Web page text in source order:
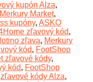
kupón Alza,
Market,
kupóny, ASKO
zľavový kód,
zľava, Merkury
kód, FootShop
zľavové kódy,
kód, FootShop
zľavové kódy Alza,